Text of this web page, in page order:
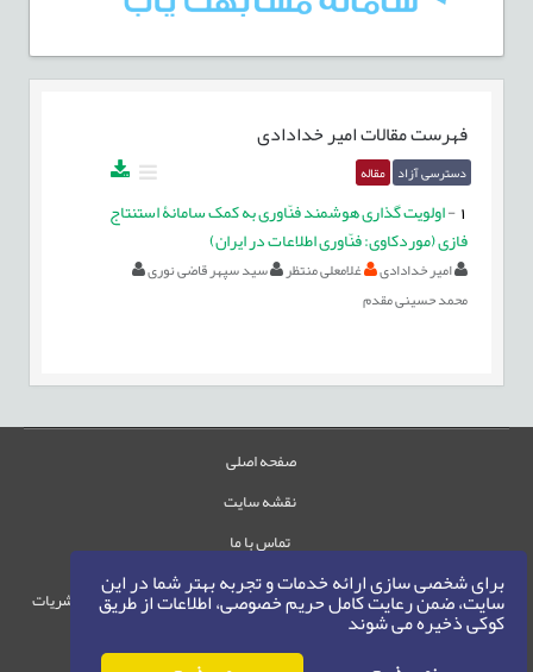
برای شخصی سازی ارائه خدمات و تجربه بهتر شما در این
سایت، ضمن رعایت کامل حریم خصوصی، اطلاعات از طریق
کوکی ذخیره می شوند
فهرست مقالاتامیر خدادادی
دسترسی آزاد مقاله
-اولویت گذاری هوشمند فنّاوری به کمک سامانۀ استنتاج
فازی (موردکاوی: فنّاوری اطلاعات در ایران)
امیر خدادادی غلامعلی منتظر
سید سپهر قاضی نوری
محمد حسینی مقدم
صفحه اصلی
نقشه سایت
تماس با ما
حقوق این وب‌سایت متعلق به سامانه مدیریت نشریات
حق نشر©
1405-1396